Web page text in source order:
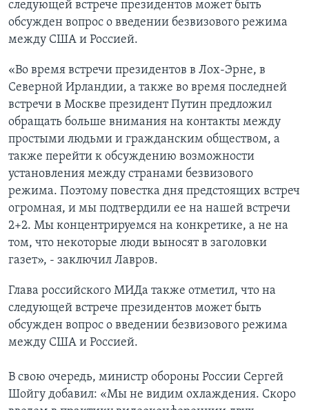
следующей встрече президентов может быть
обсужден вопрос о введении безвизового режима
между США и Россией.
«Во время встречи президентов в Лох-Эрне, в
Северной Ирландии, а также во время последней
встречи в Москве президент Путин предложил
обращать больше внимания на контакты между
простыми людьми и гражданским обществом, а
также перейти к обсуждению возможности
установления между странами безвизового
режима. Поэтому повестка дня предстоящих встреч
огромная, и мы подтвердили ее на нашей встречи
2+2. Мы концентрируемся на конкретике, а не на
том, что некоторые люди выносят в заголовки
газет», - заключил Лавров.
Глава российского МИДа также отметил, что на
следующей встрече президентов может быть
обсужден вопрос о введении безвизового режима
между США и Россией.
В свою очередь, министр обороны России Сергей
Шойгу добавил: «Мы не видим охлаждения. Скоро